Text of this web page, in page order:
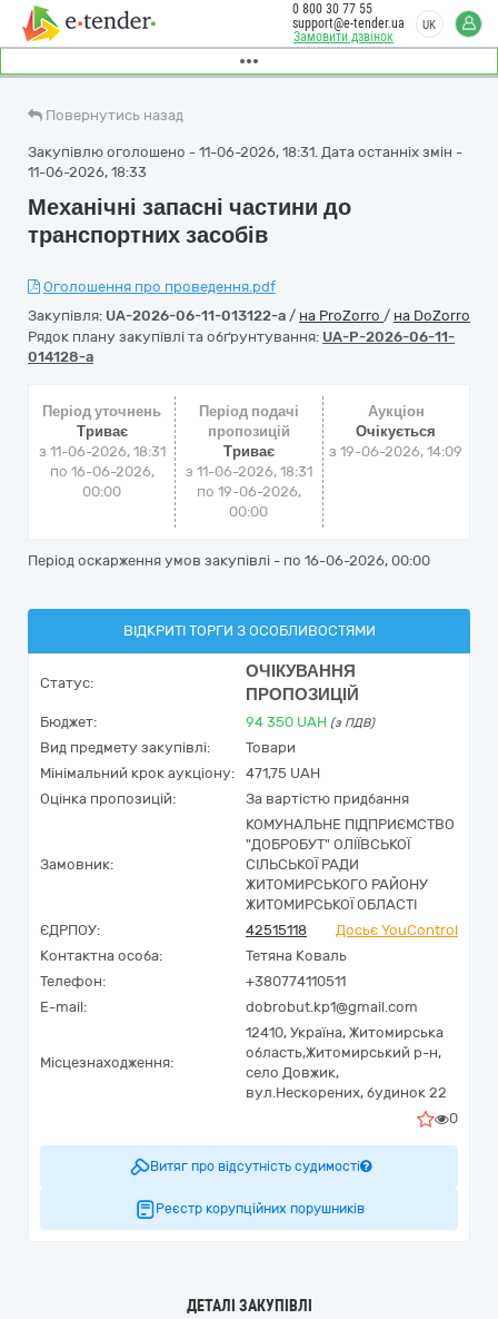
Замовити дзвінок
0 800 30 77 55
support@e-tender.ua
UK
Повернутись назад
Закупівлю оголошено - 11-06-2026, 18:31. Дата останніх змін -
11-06-2026, 18:33
Механічні запасні частини до
транспортних засобів
Оголошення про проведення.pdf
Закупівля: UA-2026-06-11-013122-a / на ProZorro / на DoZorro
Рядок плану закупівлі та обґрунтування: UA-P-2026-06-11-
014128-a
Період уточнень
Триває
з 11-06-2026, 18:31
по 16-06-2026,
00:00
Період подачі
пропозицій
Триває
з 11-06-2026, 18:31
по 19-06-2026,
00:00
Аукціон
Очікується
з19-06-2026, 14:09
Період оскарження умов закупівлі - по 16-06-2026, 00:00
ВІДКРИТІ ТОРГИ З ОСОБЛИВОСТЯМИ
Статус:
ОЧІКУВАННЯ
ПРОПОЗИЦІЙ
Бюджет: 94 350 UAH (з ПДВ)
Вид предмету закупівлі:
Товари
Мінімальний крок аукціону:
471,75 UAH
Оцінка пропозицій:
За вартістю придбання
Замовник:
КОМУНАЛЬНЕ ПІДПРИЄМСТВО
"ДОБРОБУТ" ОЛІЇВСЬКОЇ
СІЛЬСЬКОЇ РАДИ
ЖИТОМИРСЬКОГО РАЙОНУ
ЖИТОМИРСЬКОЇ ОБЛАСТІ
ЄДРПОУ:
42515118
Досьє YouControl
Контактна особа:
Тетяна Коваль
Телефон:
+380774110511
E-mail:
dobrobut.kp1@gmail.com
Місцезнаходження:
12410, Україна, Житомирська
область,Житомирський р-н,
село Довжик,
вул.Нескорених, будинок 22
0
Витяг про відсутність судимості
Реєстр корупційних порушників
ДЕТАЛІ ЗАКУПІВЛІ